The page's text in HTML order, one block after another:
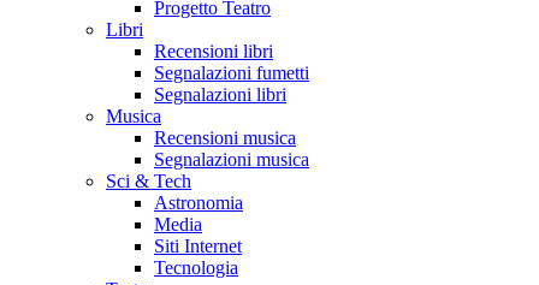
Progetto Teatro
Libri
Recensioni libri
Segnalazioni fumetti
Segnalazioni libri
Musica
Recensioni musica
Segnalazioni musica
Sci & Tech
Astronomia
Media
Siti Internet
Tecnologia